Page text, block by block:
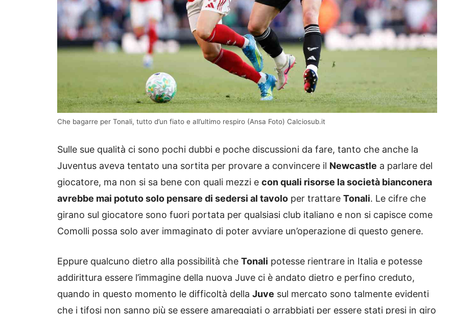
Che bagarre per Tonali, tutto d’un fiato e all’ultimo respiro (Ansa Foto) Calciosub.it
Sulle sue qualità ci sono pochi dubbi e poche discussioni da fare, tanto che anche la
Juventus aveva tentato una sortita per provare a convincere il Newcastle a parlare del
giocatore, ma non si sa bene con quali mezzi e con quali risorse la società bianconera
avrebbe mai potuto solo pensare di sedersi al tavolo per trattare Tonali. Le cifre che
girano sul giocatore sono fuori portata per qualsiasi club italiano e non si capisce come
Comolli possa solo aver immaginato di poter avviare un’operazione di questo genere.
Eppure qualcuno dietro alla possibilità che Tonali potesse rientrare in Italia e potesse
addirittura essere l’immagine della nuova Juve ci è andato dietro e perfino creduto,
quando in questo momento le difficoltà della Juve sul mercato sono talmente evidenti
che i tifosi non sanno più se essere amareggiati o arrabbiati per essere stati presi in giro